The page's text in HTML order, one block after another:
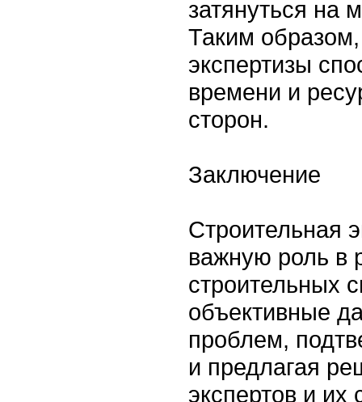
затянуться на
Таким
экспертизы
времени и
сторон.
Заключение
Строительная
важную роль в
строительных
объективные
проблем,
и предлагая
экспертов и их